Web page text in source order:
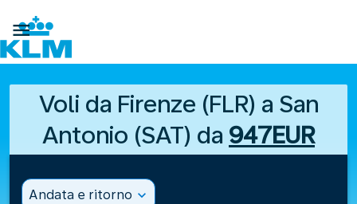

Voli da Firenze (FLR) a San
Antonio (SAT) da 947EUR
Andata e ritorno expand_more